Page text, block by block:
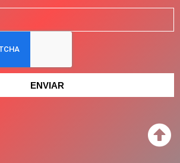
ENVIAR